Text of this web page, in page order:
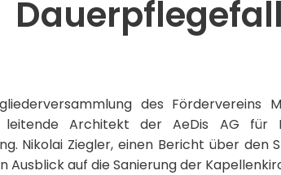
Dauerpflegefall
des Fördervereins
Architekt der AeDis AG für
Nikolai Ziegler, einen Bericht über den
Ausblick auf die Sanierung der